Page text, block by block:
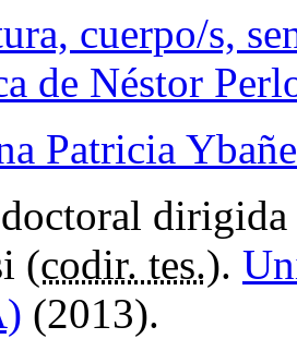
cuerpo/s,
de Néstor
Patricia
doctoral
(codir. tes.).
(2013).